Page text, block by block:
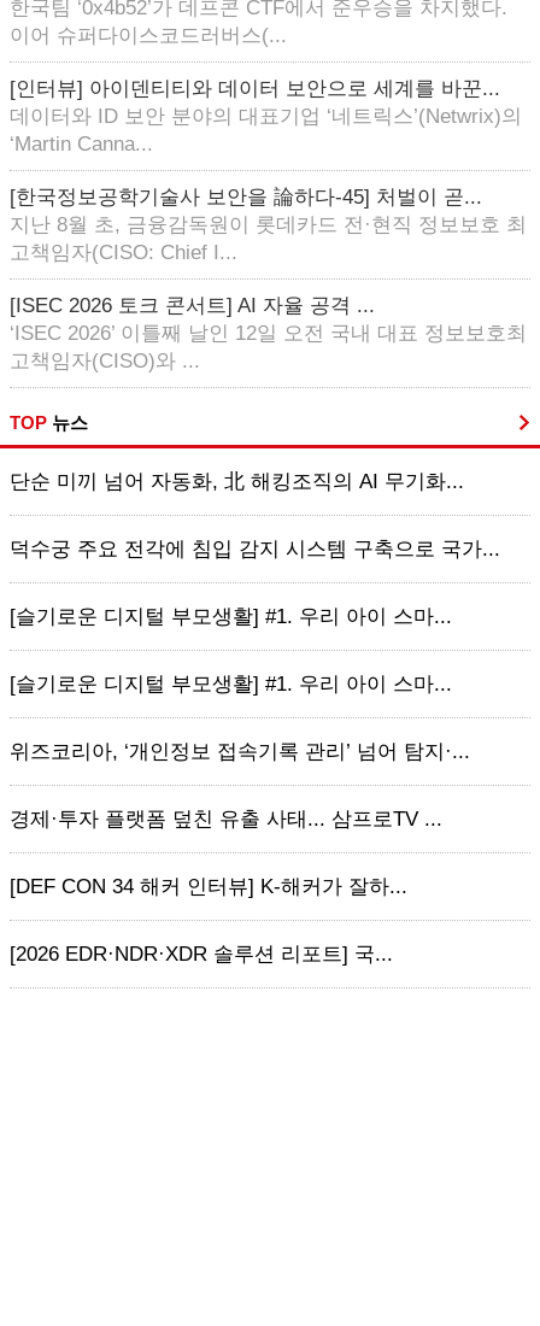
한국팀 ‘0x4b52’가 데프콘 CTF에서 준우승을 차지했다.
이어 슈퍼다이스코드러버스(...
[인터뷰] 아이덴티티와 데이터 보안으로 세계를 바꾼...
데이터와 ID 보안 분야의 대표기업 ‘네트릭스’(Netwrix)의
‘Martin Canna...
[한국정보공학기술사 보안을 論하다-45] 처벌이 곧...
지난 8월 초, 금융감독원이 롯데카드 전·현직 정보보호 최
고책임자(CISO: Chief I...
[ISEC 2026 토크 콘서트] AI 자율 공격 ...
‘ISEC 2026’ 이틀째 날인 12일 오전 국내 대표 정보보호최
고책임자(CISO)와 ...
TOP 뉴스
단순 미끼 넘어 자동화, 北 해킹조직의 AI 무기화...
덕수궁 주요 전각에 침입 감지 시스템 구축으로 국가...
[슬기로운 디지털 부모생활] #1. 우리 아이 스마...
[슬기로운 디지털 부모생활] #1. 우리 아이 스마...
위즈코리아, ‘개인정보 접속기록 관리’ 넘어 탐지·...
경제·투자 플랫폼 덮친 유출 사태... 삼프로TV ...
[DEF CON 34 해커 인터뷰] K-해커가 잘하...
[2026 EDR·NDR·XDR 솔루션 리포트] 국...